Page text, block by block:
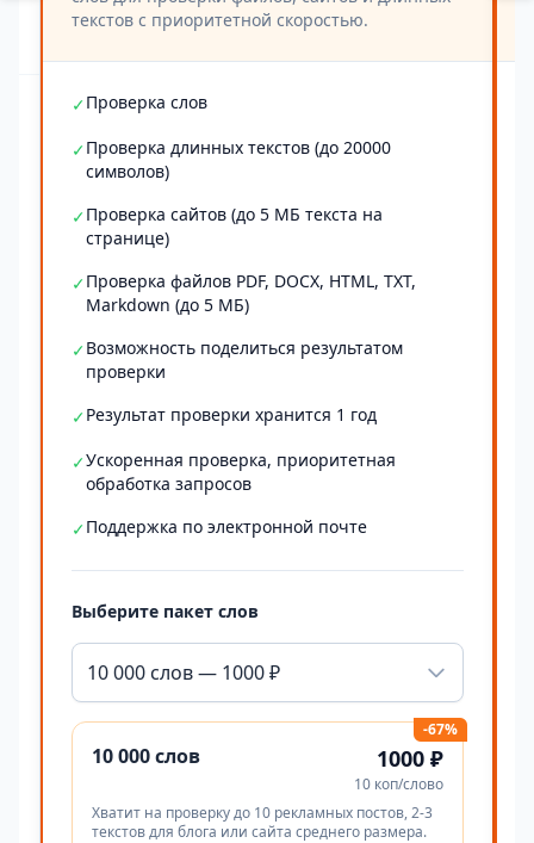
текстов с приоритетной скоростью.
✓Проверка слов
✓Проверка длинных текстов (до 20000
символов)
✓Проверка сайтов (до 5 МБ текста на
странице)
✓Проверка файлов PDF, DOCX, HTML, TXT,
Markdown (до 5 МБ)
✓Возможность поделиться результатом
проверки
✓Результат проверки хранится 1 год
✓Ускоренная проверка, приоритетная
обработка запросов
✓Поддержка по электронной почте
Выберите пакет слов
10 000 слов — 1000 ₽
-67%
10 000 слов 1000 ₽
10 коп/слово
Хватит на проверку до 10 рекламных постов, 2-3
текстов для блога или сайта среднего размера.